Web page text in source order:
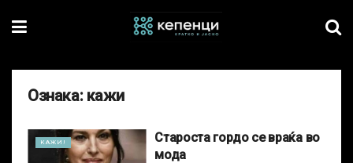
Ознака: кажи
КАЖИ!
Староста гордо се враќа во
мода